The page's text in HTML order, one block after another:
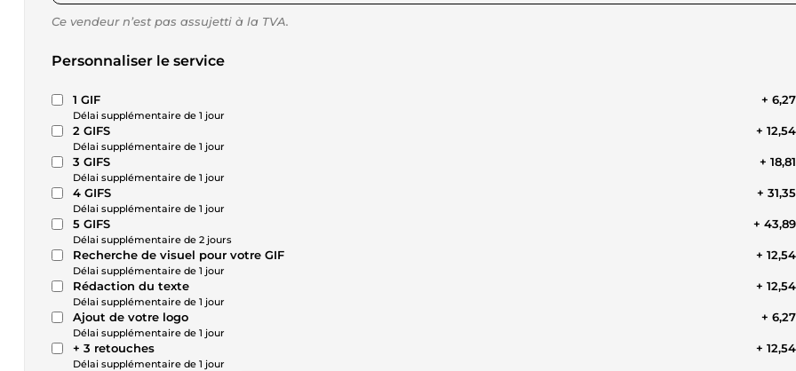
Ce vendeur n’est pas assujetti à la TVA.
Personnaliser le service
1 GIF
Délai supplémentaire de 1 jour
+
2 GIFS
Délai supplémentaire de 1 jour
+
3 GIFS
Délai supplémentaire de 1 jour
+
4 GIFS
Délai supplémentaire de 1 jour
+
5 GIFS
Délai supplémentaire de 2 jours
+
Recherche de visuel pour votre GIF
Délai supplémentaire de 1 jour
+
Rédaction du texte
Délai supplémentaire de 1 jour
+
Ajout de votre logo
Délai supplémentaire de 1 jour
+
+ 3 retouches
Délai supplémentaire de 1 jour
+